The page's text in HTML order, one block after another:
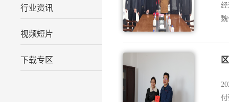
行业资讯
视频短片
下载专区